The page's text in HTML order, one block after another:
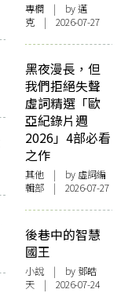
專欄 | by邁
克 | 2026-07-27
黑夜漫長，但
我們拒絕失聲
虛詞精選「歐
亞紀錄片週
2026」4部必看
之作
其他 | by 虛詞編
輯部 | 2026-07-27
後巷中的智慧
國王
小說 | by 鄧皓
天 | 2026-07-24